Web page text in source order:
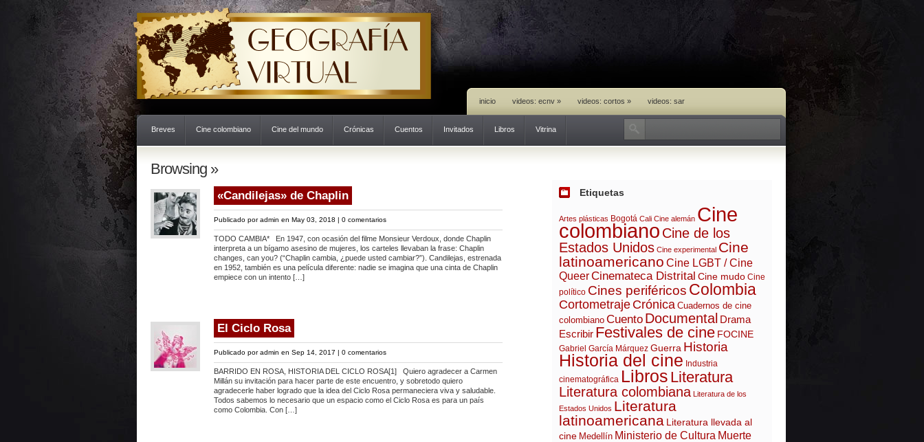
inicio videos: ecnv » videos: cortos » videos: sar
Breves Cine colombiano Cine del mundo Crónicas Cuentos Invitados Libros Vitrina
Browsing »
«Candilejas» de Chaplin
Publicado poradmin en May 03, 2018 | 0 comentarios
TODO CAMBIA* En 1947, con ocasión del filme Monsieur Verdoux, donde Chaplin
interpreta a un bígamo asesino de mujeres, los carteles llevaban la frase: Chaplin
changes, can you? (“Chaplin cambia, ¿puede usted cambiar?”). Candilejas, estrenada
en 1952, también es una película diferente: nadie se imagina que una cinta de Chaplin
empiece con un intento […]
El Ciclo Rosa
Publicado poradmin en Sep 14, 2017 | 0 comentarios
BARRIDO EN ROSA, HISTORIA DEL CICLO ROSA[1] Quiero agradecer a Carmen
Millán su invitación para hacer parte de este encuentro, y sobretodo quiero
agradecerle haber logrado que la idea del Ciclo Rosa permaneciera viva y saludable.
Todos sabemos lo necesario que un espacio como el Ciclo Rosa es para un país
como Colombia. Con […]
Etiquetas
Artes plásticas Bogotá Cali Cine alemán Cine
colombiano Cine de los
Estados Unidos Cine experimental Cine
latinoamericano Cine LGBT / Cine
QueerCinemateca Distrital Cine mudo Cine
político Cines periféricos Colombia
Cortometraje Crónica Cuadernos de cine
colombiano Cuento Documental Drama
Escribir Festivales de cine FOCINE
Gabriel García Márquez Guerra Historia
Historia del cine Industria
cinematográfica Libros Literatura
Literatura colombiana Literatura de los
Estados Unidos Literatura
latinoamericana Literatura llevada al
cine Medellín Ministerio de Cultura Muerte